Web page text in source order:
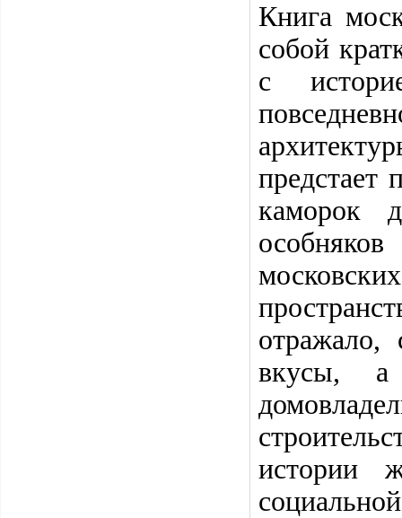
Книга
собой
с
предстает
каморок
вкусы, а
истории